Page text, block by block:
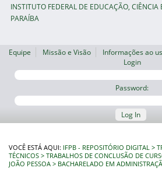
INSTITUTO FEDERAL DE EDUCAÇÃO, CIÊNCIA
PARAÍBA
Equipe Missão e Visão Informações ao
Login
Password:
Log In
VOCÊ ESTÁ AQUI: IFPB - REPOSITÓRIO DIGITAL
TÉCNICOS
TRABALHOS DE CONCLUSÃO DE
JOÃO PESSOA
BACHARELADO EM